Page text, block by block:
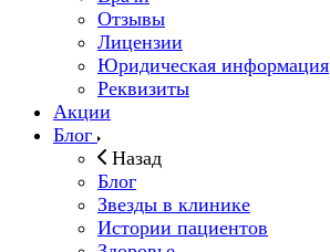
Отзывы
Лицензии
Юридическая информация
Реквизиты
Акции
Блог
Назад
Блог
Звезды в клинике
Истории пациентов